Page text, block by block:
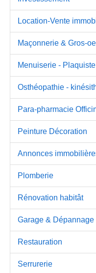
Location-Vente
Maçonnerie & Gros-
Menuiserie - Plaquiste
Osthéopathie -
Para-pharmacie
Peinture Décoration
Annonces
Plomberie
Rénovation habitât
Garage & Dépannage
Restauration
Serrurerie